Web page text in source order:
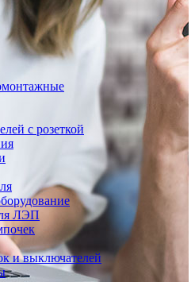
с розеткой
ЛЭП
и выключателей